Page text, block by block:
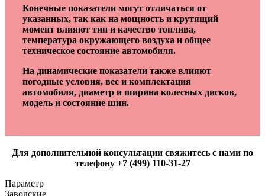
Конечные показатели могут отличаться от
указанных, так как на мощность и крутящий
момент влияют тип и качество топлива,
температура окружающего воздуха и общее
техническое состояние автомобиля.
На динамические показатели также влияют
погодные условия, вес и комплектация
автомобиля, диаметр и ширина колесных дисков,
модель и состояние шин.
Для дополнительной консультации свяжитесь с нами по
телефону +7 (499) 110-31-27
Параметр